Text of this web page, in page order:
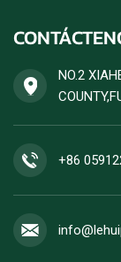
NO.2
+86